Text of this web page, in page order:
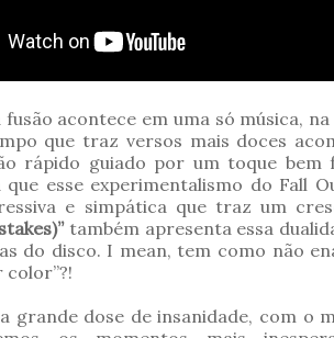
fusão acontece em uma só música,
que traz versos mais doces
rápido guiado por um toque
que esse experimentalismo do Fall
e simpática que traz um
também apresenta essa
do disco. I mean, tem como não
color”?!
grande dose de insanidade, com o